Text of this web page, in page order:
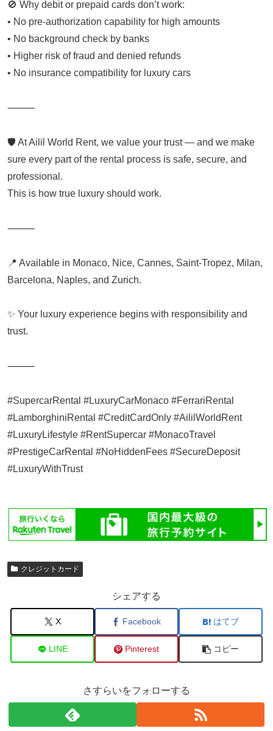
🚫 Why debit or prepaid cards don’t work:
• No pre-authorization capability for high amounts
• No background check by banks
• Higher risk of fraud and denied refunds
• No insurance compatibility for luxury cars
⸻
🛡️ At Ailil World Rent, we value your trust — and we make
sure every part of the rental process is safe, secure, and
professional.
This is how true luxury should work.
⸻
📍 Available in Monaco, Nice, Cannes, Saint-Tropez, Milan,
Barcelona, Naples, and Zurich.
✨ Your luxury experience begins with responsibility and
trust.
⸻
#SupercarRental #LuxuryCarMonaco #FerrariRental
#LamborghiniRental #CreditCardOnly #AililWorldRent
#LuxuryLifestyle #RentSupercar #MonacoTravel
#PrestigeCarRental #NoHiddenFees #SecureDeposit
#LuxuryWithTrust
クレジットカード
シェアする
X Facebook はてブ
LINE Pinterest コピー
さすらいをフォローする